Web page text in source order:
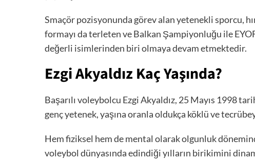
Smaçör pozisyonunda görev alan yetenekli sporcu,
formayı da terleten ve Balkan Şampiyonluğu ile
değerli isimlerinden biri olmaya devam etmektedir.
Ezgi Akyaldız Kaç Yaşında?
Başarılı voleybolcu Ezgi Akyaldız, 25 Mayıs 1998
genç yetenek, yaşına oranla oldukça köklü ve
Hem fiziksel hem de mental olarak olgunluk
voleybol dünyasında edindiği yılların birikimini